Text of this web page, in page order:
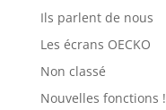
Ils parlent de nous
Les écrans OECKO
Non classé
Nouvelles fonctions !